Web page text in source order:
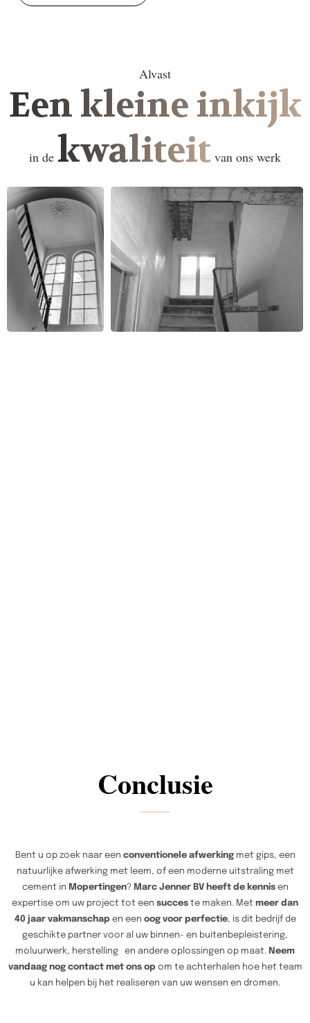
Alvast
Een kleine inkijk
in de kwaliteit van ons werk
Conclusie
Bent u op zoek naar een conventionele afwerkingmet gips, een
natuurlijke afwerking met leem, of een moderne uitstraling met
cement in Mopertingen? Marc Jenner BV heeft de kennisen
expertise om uw project tot een succes te maken. Met meer dan
40 jaar vakmanschap en een oog voor perfectie, is dit bedrijf de
geschikte partner voor al uw binnen- en buitenbepleistering,
moluurwerk, herstelling en andere oplossingen op maat. Neem
vandaag nog contact met ons op om te achterhalen hoe het team
u kan helpen bij het realiseren van uw wensen en dromen.